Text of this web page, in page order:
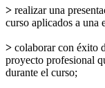
> realizar una
curso aplicados a una
> colaborar con éxito
proyecto profesional
durante el curso;